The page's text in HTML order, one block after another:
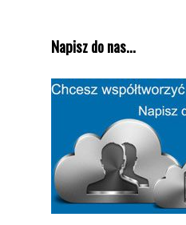
Napisz do nas...